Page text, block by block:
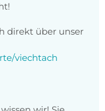
direkt über unser
viechtach